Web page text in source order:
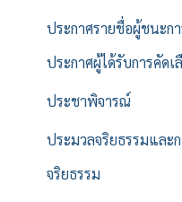
ประกาศรายชื่อผู้ชนะก
ประกาศผู้ได้รับการคัดเ
ประชาพิจารณ์
ประมวลจริยธรรมและ
จริยธรรม